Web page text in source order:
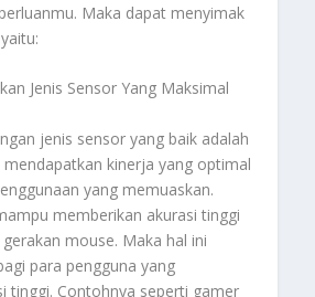
. Maka dapat menyimak
Jenis Sensor Yang Maksimal
jenis sensor yang baik adalah
kinerja yang optimal
yang memuaskan.
memberikan akurasi tinggi
mouse. Maka hal ini
para pengguna yang
tinggi. Contohnya seperti gamer